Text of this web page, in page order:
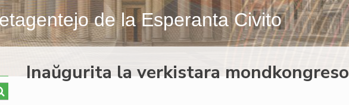
de la Esperanta Civito
Inaŭgurita la verkistara mondkongreso